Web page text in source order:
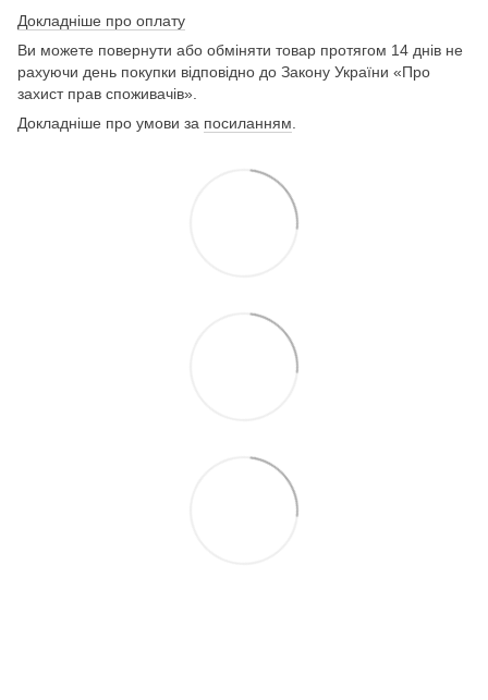
Докладніше про оплату
Ви можете повернути або обміняти товар протягом 14 днів не
рахуючи день покупки відповідно до Закону України «Про
захист прав споживачів».
Докладніше про умови за посиланням